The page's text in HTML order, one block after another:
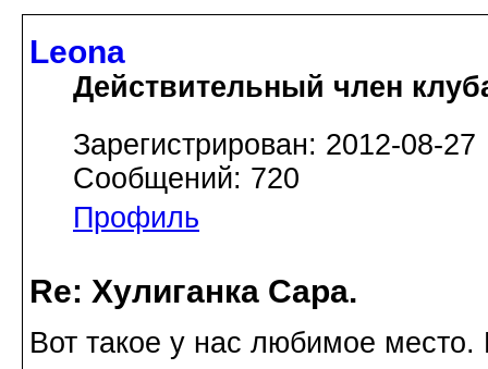
Leona
Действительный член
Зарегистрирован: 2012-08-27
Сообщений: 720
Профиль
Re: Хулиганка Сара.
Вот такое у нас любимое